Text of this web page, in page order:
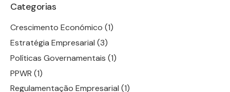
Categorias
Crescimento Económico (1)
Estratégia Empresarial (3)
Políticas Governamentais (1)
PPWR (1)
Regulamentação Empresarial (1)